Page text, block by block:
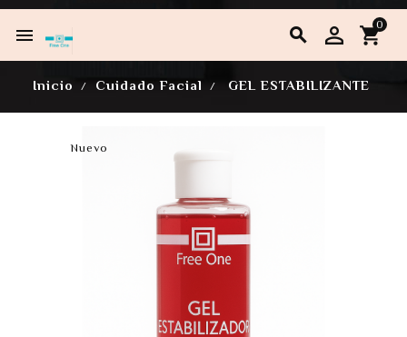

 0
Inicio Cuidado Facial GEL ESTABILIZANTE
Nuevo